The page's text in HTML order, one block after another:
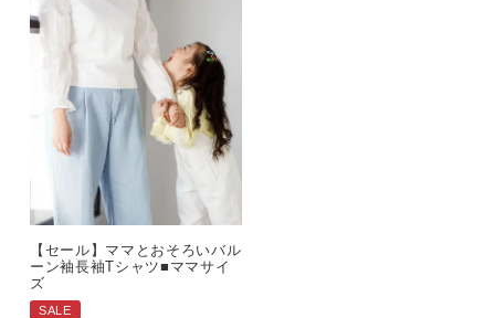
【セール】ママとおそろいバル
ーン袖長袖Tシャツ■ママサイ
ズ
SALE